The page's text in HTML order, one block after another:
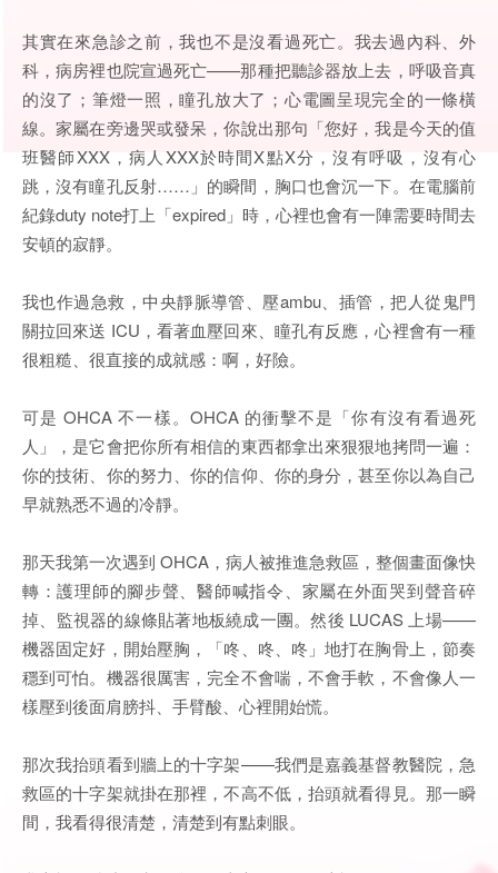
其實在來急診之前，我也不是沒看過死亡。我去過內科、外
科，病房裡也院宣過死亡——那種把聽診器放上去，呼吸音真
的沒了；筆燈一照，瞳孔放大了；心電圖呈現完全的一條橫
線。家屬在旁邊哭或發呆，你說出那句「您好，我是今天的值
班醫師XXX，病人XXX於時間X點X分，沒有呼吸，沒有心
跳，沒有瞳孔反射……」的瞬間，胸口也會沉一下。在電腦前
紀錄duty note打上「expired」時，心裡也會有一陣需要時間去
安頓的寂靜。
我也作過急救，中央靜脈導管、壓ambu、插管，把人從鬼門
關拉回來送 ICU，看著血壓回來、瞳孔有反應，心裡會有一種
很粗糙、很直接的成就感：啊，好險。
可是 OHCA 不一樣。OHCA 的衝擊不是「你有沒有看過死
人」，是它會把你所有相信的東西都拿出來狠狠地拷問一遍：
你的技術、你的努力、你的信仰、你的身分，甚至你以為自己
早就熟悉不過的冷靜。
那天我第一次遇到 OHCA，病人被推進急救區，整個畫面像快
轉：護理師的腳步聲、醫師喊指令、家屬在外面哭到聲音碎
掉、監視器的線條貼著地板繞成一團。然後 LUCAS 上場——
機器固定好，開始壓胸，「咚、咚、咚」地打在胸骨上，節奏
穩到可怕。機器很厲害，完全不會喘，不會手軟，不會像人一
樣壓到後面肩膀抖、手臂酸、心裡開始慌。
那次我抬頭看到牆上的十字架——我們是嘉義基督教醫院，急
救區的十字架就掛在那裡，不高不低，抬頭就看得見。那一瞬
間，我看得很清楚，清楚到有點刺眼。